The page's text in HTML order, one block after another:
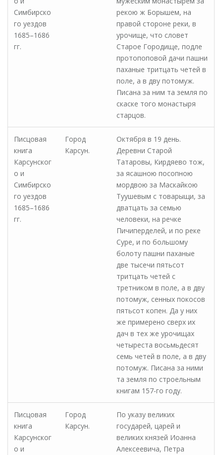
Симбирско
го уездов
1685–1686
гг.
рекою ж Борышем, на
правой стороне реки, в
урочище, что словет
Старое Городище, подле
протопоповой дачи пашни
паханые тритцать четей в
поле, а в дву потомуж.
Писана за ним та земля по
скаске того монастыря
старцов.
Писцовая
книга
Карсунског
о и
Симбирско
го уездов
1685–1686
гг.
Город
Карсун.
Октября в 19 день.
Деревни Старой
Татаровы, Кирдяево тож,
за ясашною посопною
мордвою за Маскайкою
Туушевым с товарыщи, за
дватцать за семью
человеки, на речке
Пичиперделей, и по реке
Суре, и по большому
болоту пашни паханые
две тысечи пятьсот
тритцать четей с
третником в поле, а в дву
потомуж, сенных покосов
пятьсот копен. Да у них
же примерено сверх их
дач в тех же урочищах
четыреста восьмьдесят
семь четей в поле, а в дву
потомуж. Писана за ними
та земля по строельным
книгам 157-го году.
Писцовая
книга
Карсунског
о и
Город
Карсун.
По указу великих
государей, царей и
великих князей Иоанна
Алексеевича, Петра